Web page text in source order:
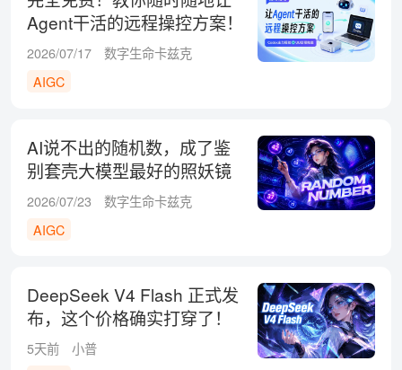
Agent干活的远程操控方案！
2026/07/17
数字生命卡兹克
AIGC
AI说不出的随机数，成了鉴
别套壳大模型最好的照妖镜
2026/07/23
数字生命卡兹克
AIGC
DeepSeek V4 Flash 正式发
布，这个价格确实打穿了！
5天前
小普